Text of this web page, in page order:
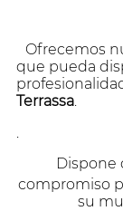
Ofrecemos
que pueda
Terrassa.
.
Dispone
compromiso
su